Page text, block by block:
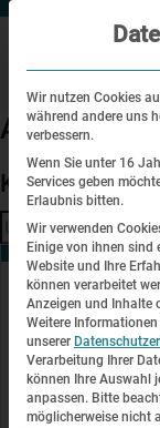
Archive
Kein Inhalt
Kontakt
KZ-Gedenkstätte
Alte Römerstraße
85221 Dachau
Wir nutzen Cookies
während andere uns
verbessern.
Wenn Sie unter 16
Services geben
Erlaubnis bitten.
Wir verwenden
Einige von ihnen sind
Website und Ihre
können verarbeitet
Anzeigen und Inhalte
Weitere
unserer
Verarbeitung Ihrer
können Ihre Auswahl
anpassen. Bitte
möglicherweise nicht